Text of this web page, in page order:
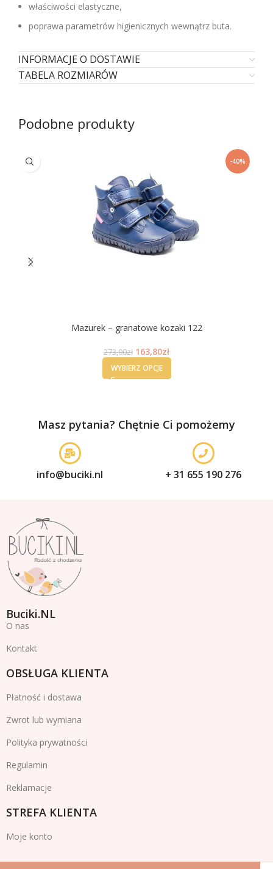
właściwości elastyczne,
poprawa parametrów higienicznych wewnątrz buta.
INFORMACJE O DOSTAWIE
TABELA ROZMIARÓW
Podobne produkty
-40%
Mazurek – granatowe kozaki 122
273,00zł 163,80zł
WYBIERZ OPCJE
Masz pytania? Chętnie Ci pomożemy
info@buciki.nl + 31 655 190 276
Buciki.NL
O nas
Kontakt
OBSŁUGA KLIENTA
Płatność i dostawa
Zwrot lub wymiana
Polityka prywatności
Regulamin
Reklamacje
STREFA KLIENTA
Moje konto